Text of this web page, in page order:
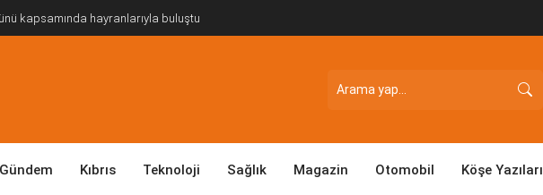
kapsamında hayranlarıyla buluştu
Gündem Kıbrıs Teknoloji Sağlık Magazin Otomobil Köşe Yazıları